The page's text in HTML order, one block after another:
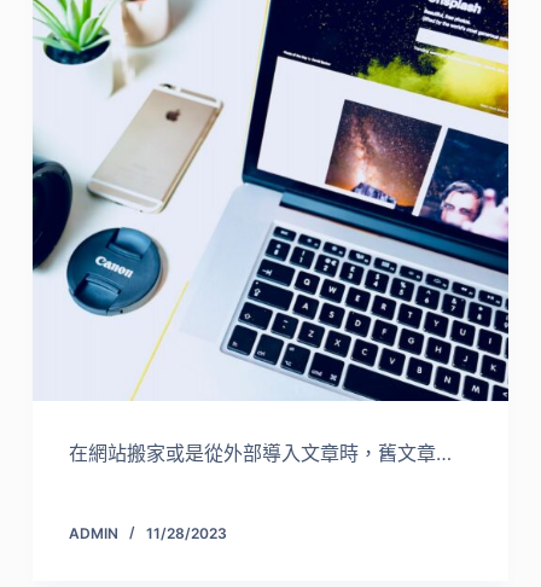
在網站搬家或是從外部導入文章時，舊文章…
ADMIN 11/28/2023